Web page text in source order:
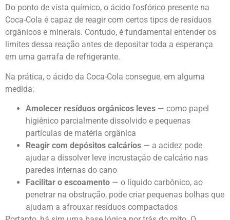
Do ponto de vista químico, o ácido fosfórico presente na
Coca-Cola é capaz de reagir com certos tipos de resíduos
orgânicos e minerais. Contudo, é fundamental entender os
limites dessa reação antes de depositar toda a esperança
em uma garrafa de refrigerante.
Na prática, o ácido da Coca-Cola consegue, em alguma
medida:
Amolecer resíduos orgânicos leves — como papel
higiênico parcialmente dissolvido e pequenas
partículas de matéria orgânica
Reagir com depósitos calcários — a acidez pode
ajudar a dissolver leve incrustação de calcário nas
paredes internas do cano
Facilitar o escoamento — o líquido carbônico, ao
penetrar na obstrução, pode criar pequenas bolhas que
ajudam a afrouxar resíduos compactados